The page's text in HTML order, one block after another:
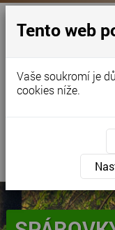
+420
Tento web
Vaše soukromí je
cookies níže.